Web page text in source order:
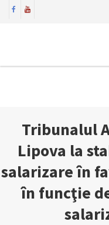
Tribunalul
Lipova la
salarizare în
în funcţie